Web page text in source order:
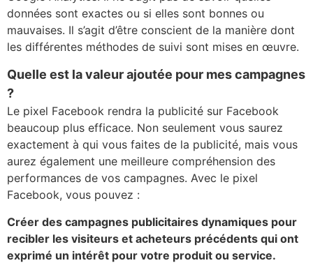
données sont exactes ou si elles sont bonnes ou
mauvaises. Il s’agit d’être conscient de la manière dont
les différentes méthodes de suivi sont mises en œuvre.
Quelle est la valeur ajoutée pour mes campagnes
?
Le pixel Facebook rendra la publicité sur Facebook
beaucoup plus efficace. Non seulement vous saurez
exactement à qui vous faites de la publicité, mais vous
aurez également une meilleure compréhension des
performances de vos campagnes. Avec le pixel
Facebook, vous pouvez :
Créer des campagnes publicitaires dynamiques pour
recibler les visiteurs et acheteurs précédents qui ont
exprimé un intérêt pour votre produit ou service.